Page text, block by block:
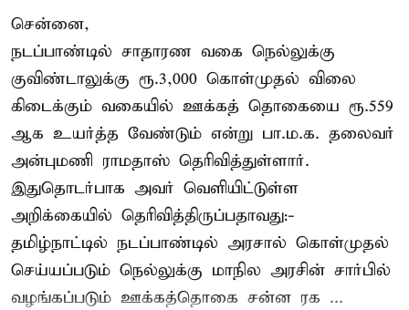
சென்னை,
நடப்பாண்டில் சாதாரண வகை நெல்லுக்கு
குவிண்டாலுக்கு ரூ.3,000 கொள்முதல் விலை
கிடைக்கும் வகையில் ஊக்கத் தொகையை ரூ.559
ஆக உயர்த்த வேண்டும் என்று பா.ம.க. தலைவர்
அன்புமணி ராமதாஸ் தெரிவித்துள்ளார்.
இதுதொடர்பாக அவர் வெளியிட்டுள்ள
அறிக்கையில் தெரிவித்திருப்பதாவது:-
தமிழ்நாட்டில் நடப்பாண்டில் அரசால் கொள்முதல்
செய்யப்படும் நெல்லுக்கு மாநில அரசின் சார்பில்
வழங்கப்படும் ஊக்கத்தொகை சன்ன ரக ...